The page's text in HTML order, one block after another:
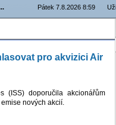
Pátek 7.8.2026 8:59
pro akvizici Air
(ISS) doporučila akcionářům
nových akcií.